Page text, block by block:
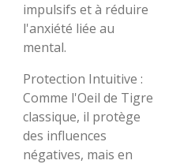
impulsifs et à réduire
l'anxiété liée au
mental.
​Protection Intuitive :
Comme l'Oeil de Tigre
classique, il protège
des influences
négatives, mais en